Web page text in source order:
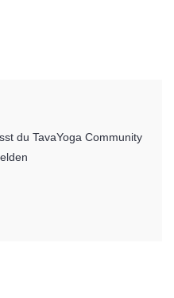
du TavaYoga Community